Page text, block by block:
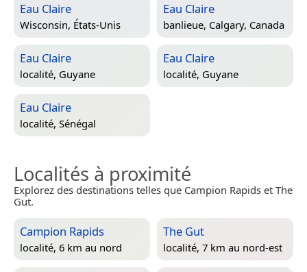
Eau Claire
Wisconsin, États-Unis
Eau Claire
banlieue, Calgary, Canada
Eau Claire
localité, Guyane
Eau Claire
localité, Guyane
Eau Claire
localité, Sénégal
Localités à proximité
Explorez des destinations telles que Campion Rapids et The
Gut.
Campion Rapids
localité, 6 km au nord
The Gut
localité, 7 km au nord-est